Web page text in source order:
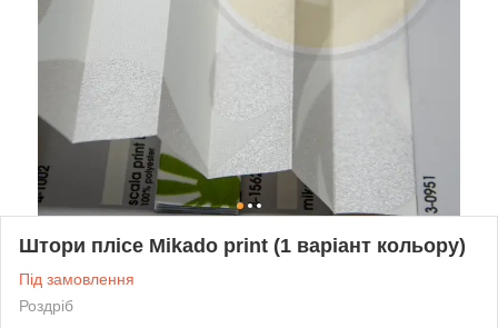
Штори плісе Mikado print (1 варіант кольору)
Під замовлення
Роздріб